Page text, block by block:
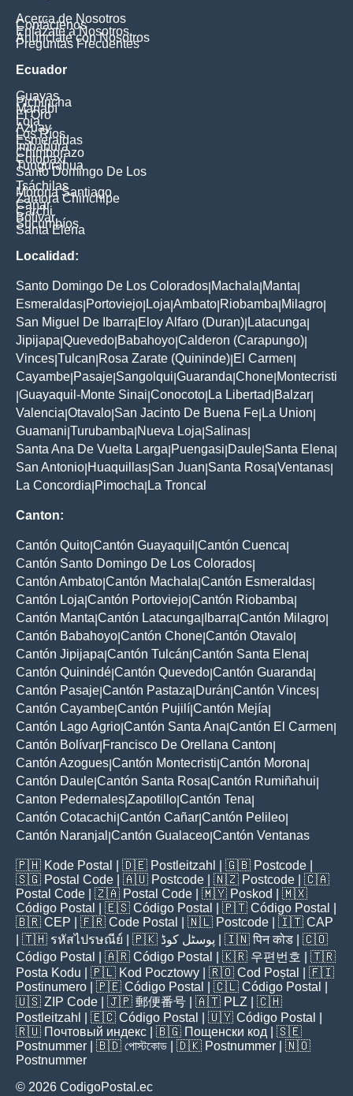
Acerca de Nosotros
Contáctenos
Enlázate a Nosotros
Anúnciate con Nosotros
Preguntas Frecuentes
Ecuador
Guayas
Pichincha
Manabí
El Oro
Loja
Azuay
Los Ríos
Esmeraldas
Imbabura
Chimborazo
Cotopaxi
Tungurahua
Santo Domingo De Los
Tsáchilas
Morona Santiago
Zamora Chinchipe
Cañar
Carchi
Bolívar
Sucumbíos
Santa Elena
Localidad:
Santo Domingo De Los Colorados Machala Manta
Esmeraldas Portoviejo Loja Ambato Riobamba Milagro
San Miguel De Ibarra Eloy Alfaro (Duran) Latacunga
Jipijapa Quevedo Babahoyo Calderon (Carapungo)
Vinces Tulcan Rosa Zarate (Quininde) El Carmen
Cayambe Pasaje Sangolqui Guaranda Chone Montecristi
Guayaquil-Monte Sinai Conocoto La Libertad Balzar
Valencia Otavalo San Jacinto De Buena Fe La Union
Guamani Turubamba Nueva Loja Salinas
Santa Ana De Vuelta Larga Puengasi Daule Santa Elena
San Antonio Huaquillas San Juan Santa Rosa Ventanas
La Concordia Pimocha La Troncal
Canton:
Cantón Quito Cantón Guayaquil Cantón Cuenca
Cantón Santo Domingo De Los Colorados
Cantón Ambato Cantón Machala Cantón Esmeraldas
Cantón Loja Cantón Portoviejo Cantón Riobamba
Cantón Manta Cantón Latacunga Ibarra Cantón Milagro
Cantón Babahoyo Cantón Chone Cantón Otavalo
Cantón Jipijapa Cantón Tulcán Cantón Santa Elena
Cantón Quinindé Cantón Quevedo Cantón Guaranda
Cantón Pasaje Cantón Pastaza Durán Cantón Vinces
Cantón Cayambe Cantón Pujilí Cantón Mejía
Cantón Lago Agrio Cantón Santa Ana Cantón El Carmen
Cantón Bolívar Francisco De Orellana Canton
Cantón Azogues Cantón Montecristi Cantón Morona
Cantón Daule Cantón Santa Rosa Cantón Rumiñahui
Canton Pedernales Zapotillo Cantón Tena
Cantón Cotacachi Cantón Cañar Cantón Pelileo
Cantón Naranjal Cantón Gualaceo Cantón Ventanas
🇵🇭 Kode Postal | 🇩🇪 Postleitzahl | 🇬🇧 Postcode
🇸🇬 Postal Code | 🇦🇺 Postcode | 🇳🇿 Postcode | 🇨🇦
Postal Code | 🇿🇦 Postal Code | 🇲🇾 Poskod
| 🇲🇽
Código Postal
| 🇪🇸 Código Postal | 🇵🇹 Código Postal
🇧🇷 CEP | 🇫🇷 Code Postal | 🇳🇱 Postcode | 🇮🇹 CAP
| 🇹🇭 รหัสไปรษณีย์ | 🇵🇰 پوسٹل کوڈ | 🇮🇳पिन कोड | 🇨🇴
Código Postal
| 🇦🇷 Código Postal | 🇰🇷 우편번호
| 🇹🇷
Posta Kodu | 🇵🇱 Kod Pocztowy | 🇷🇴 Cod Poștal
| 🇫🇮
Postinumero | 🇵🇪 Código Postal | 🇨🇱 Código Postal
🇺🇸 ZIP Code | 🇯🇵 郵便番号 | 🇦🇹 PLZ | 🇨🇭
Postleitzahl
| 🇪🇨 Código Postal | 🇺🇾 Código Postal
🇷🇺 Почтовый индекс | 🇧🇬 Пощенски код | 🇸🇪
Postnummer | 🇧🇩 পোস্টকোড | 🇩🇰 Postnummer | 🇳🇴
Postnummer
© 2026 CodigoPostal.ec